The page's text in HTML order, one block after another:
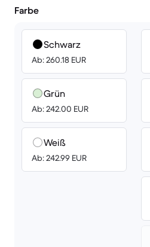
Farbe
Schwarz
Ab: 260.18 EUR
Grün
Ab: 242.00 EUR
Weiß
Ab: 242.99 EUR